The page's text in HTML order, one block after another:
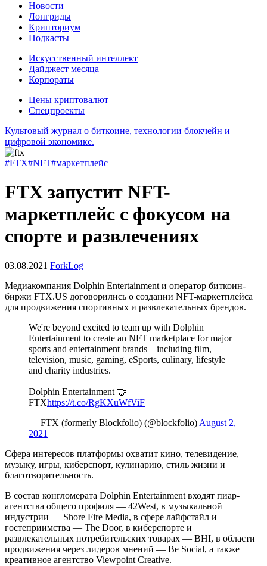
Новости
Лонгриды
Крипториум
Подкасты
Искусственный интеллект
Дайджест месяца
Корпораты
Цены криптовалют
Спецпроекты
Культовый журнал о биткоине, технологии блокчейн и
цифровой экономике.
#FTX#NFT#маркетплейс
FTX запустит NFT-
маркетплейс с фокусом на
спорте и развлечениях
03.08.2021 ForkLog
Медиакомпания Dolphin Entertainment и оператор биткоин-
биржи FTX.US договорились о создании NFT-маркетплейса
для продвижения спортивных и развлекательных брендов.
We're beyond excited to team up with Dolphin
Entertainment to create an NFT marketplace for major
sports and entertainment brands—including film,
television, music, gaming, eSports, culinary, lifestyle
and charity industries.
Dolphin Entertainment 🤝
FTXhttps://t.co/RgKXuWfViF
— FTX (formerly Blockfolio) (@blockfolio) August 2,
2021
Сфера интересов платформы охватит кино, телевидение,
музыку, игры, киберспорт, кулинарию, стиль жизни и
благотворительность.
В состав конгломерата Dolphin Entertainment входят пиар-
агентства общего профиля — 42West, в музыкальной
индустрии — Shore Fire Media, в сфере лайфстайл и
гостеприимства — The Door, в киберспорте и
развлекательных потребительских товарах — BHI, в области
продвижения через лидеров мнений — Be Social, а также
креативное агентство Viewpoint Creative.